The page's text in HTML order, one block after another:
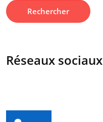
Réseaux sociaux